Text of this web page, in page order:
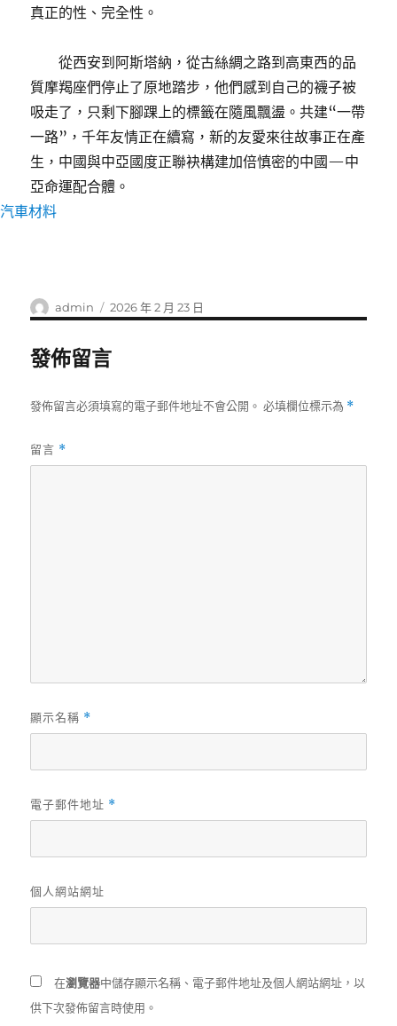
真正的性、完全性。
從西安到阿斯塔納，從古絲綢之路到高東西的品
質摩羯座們停止了原地踏步，他們感到自己的襪子被
吸走了，只剩下腳踝上的標籤在隨風飄盪。共建“一帶
一路”，千年友情正在續寫，新的友愛來往故事正在產
生，中國與中亞國度正聯袂構建加倍慎密的中國—中
亞命運配合體。
汽車材料
作
者
admin
發
佈
2026 年 2 月 23 日
發佈留言
發佈留言必須填寫的電子郵件地址不會公開。 必填欄位標示為 *
留言 *
顯示名稱 *
電子郵件地址 *
個人網站網址
在瀏覽器中儲存顯示名稱、電子郵件地址及個人網站網址，以
供下次發佈留言時使用。